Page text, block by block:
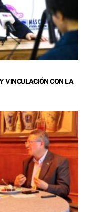
VINCULACIÓN CON LA